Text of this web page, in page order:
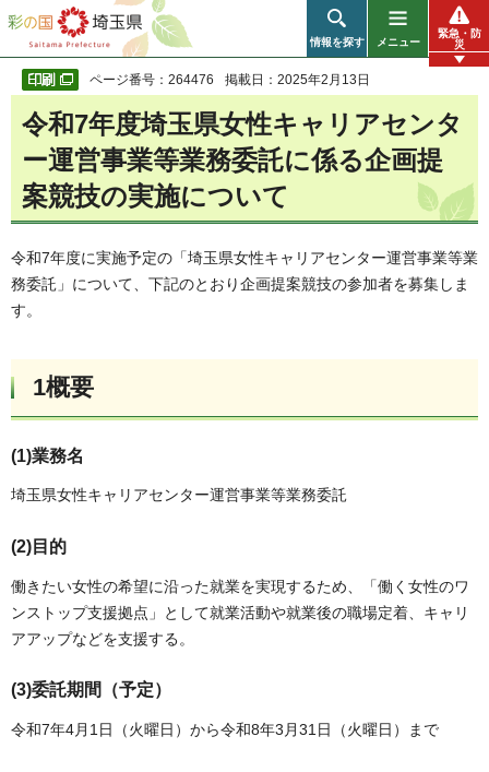
彩の国 埼玉県
情報を探す メニュー
緊急・防
災
ページ番号：264476 掲載日：2025年2月13日
令和7年度埼玉県女性キャリアセンタ
ー運営事業等業務委託に係る企画提
案競技の実施について
令和7年度に実施予定の「埼玉県女性キャリアセンター運営事業等業
務委託」について、下記のとおり企画提案競技の参加者を募集しま
す。
1概要
(1)業務名
埼玉県女性キャリアセンター運営事業等業務委託
(2)目的
働きたい女性の希望に沿った就業を実現するため、「働く女性のワ
ンストップ支援拠点」として就業活動や就業後の職場定着、キャリ
アアップなどを支援する。
(3)委託期間（予定）
令和7年4月1日（火曜日）から令和8年3月31日（火曜日）まで